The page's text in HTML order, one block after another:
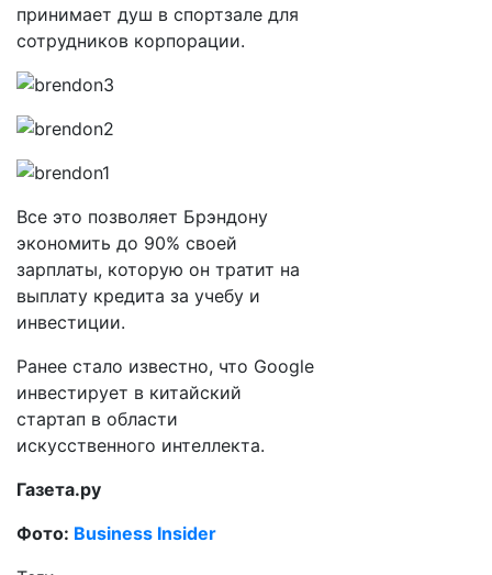
принимает душ в спортзале для
сотрудников корпорации.
Все это позволяет Брэндону
экономить до 90% своей
зарплаты, которую он тратит на
выплату кредита за учебу и
инвестиции.
Ранее стало известно, что Google
инвестирует в китайский
стартап в области
искусственного интеллекта.
Газета.ру
Фото: Business Insider